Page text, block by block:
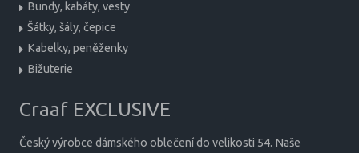
Bundy, kabáty, vesty
Šátky, šály, čepice
Kabelky, peněženky
Bižuterie
Craaf EXCLUSIVE
Český výrobce dámského oblečení do velikosti 54. Naše